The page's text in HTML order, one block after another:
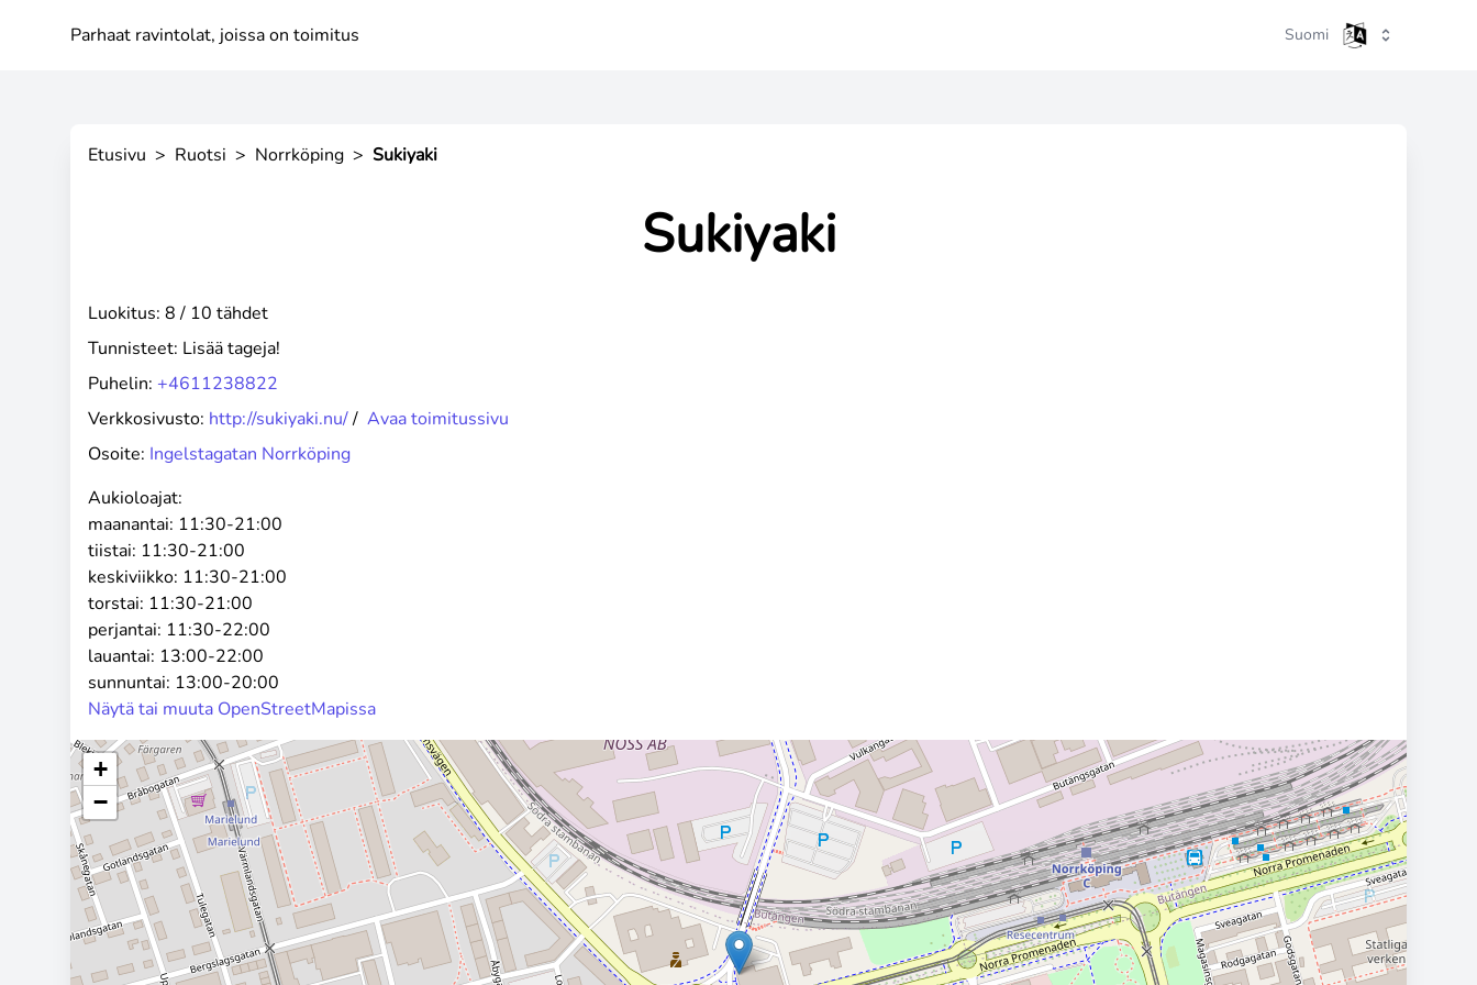
Parhaat ravintolat, joissa on toimitus Suomi
Etusivu > Ruotsi > Norrköping > Sukiyaki
Sukiyaki
Luokitus: 8 / 10 tähdet
Tunnisteet: Lisää tageja!
Puhelin: +4611238822
Verkkosivusto: http://sukiyaki.nu// Avaa toimitussivu
Osoite: Ingelstagatan Norrköping
Aukioloajat:
maanantai: 11:30-21:00
tiistai: 11:30-21:00
keskiviikko: 11:30-21:00
torstai: 11:30-21:00
perjantai: 11:30-22:00
lauantai: 13:00-22:00
sunnuntai: 13:00-20:00
Näytä tai muuta OpenStreetMapissa
+
−